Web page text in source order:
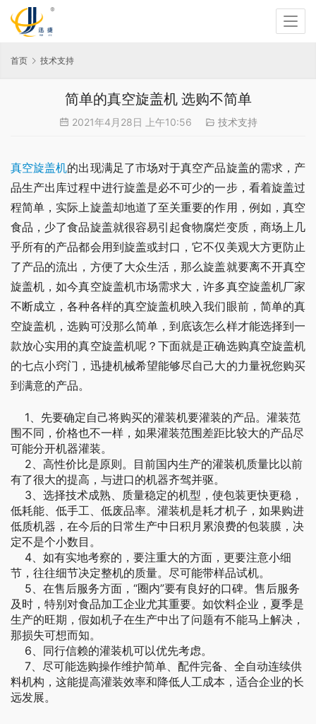
首页 技术支持
简单的真空旋盖机 选购不简单
2021年4月28日 上午10:56 技术支持
真空旋盖机的出现满足了市场对于真空产品旋盖的需求，产
品生产出库过程中进行旋盖是必不可少的一步，看着旋盖过
程简单，实际上旋盖却地道了至关重要的作用，例如，真空
食品，少了食品旋盖就很容易引起食物腐烂变质，商场上几
乎所有的产品都会用到旋盖或封口，它不仅美观大方更防止
了产品的流出，方便了大众生活，那么旋盖就要离不开真空
旋盖机，如今真空旋盖机市场需求大，许多真空旋盖机厂家
不断成立，各种各样的真空旋盖机映入我们眼前，简单的真
空旋盖机，选购可没那么简单，到底该怎么样才能选择到一
款放心实用的真空旋盖机呢？下面就是正确选购真空旋盖机
的七点小窍门，迅捷机械希望能够尽自己大的力量祝您购买
到满意的产品。
1、先要确定自己将购买的灌装机要灌装的产品。灌装范
围不同，价格也不一样，如果灌装范围差距比较大的产品尽
可能分开机器灌装。
2、高性价比是原则。目前国内生产的灌装机质量比以前
有了很大的提高，与进口的机器齐驾并驱。
3、选择技术成熟、质量稳定的机型，使包装更快更稳，
低耗能、低手工、低废品率。灌装机是耗才机子，如果购进
低质机器，在今后的日常生产中日积月累浪费的包装膜，决
定不是个小数目。
4、如有实地考察的，要注重大的方面，更要注意小细
节，往往细节决定整机的质量。尽可能带样品试机。
5、在售后服务方面，“圈内”要有良好的口碑。售后服务
及时，特别对食品加工企业尤其重要。如饮料企业，夏季是
生产的旺期，假如机子在生产中出了问题有不能马上解决，
那损失可想而知。
6、同行信赖的灌装机可以优先考虑。
7、尽可能选购操作维护简单、配件完备、全自动连续供
料机构，这能提高灌装效率和降低人工成本，适合企业的长
远发展。